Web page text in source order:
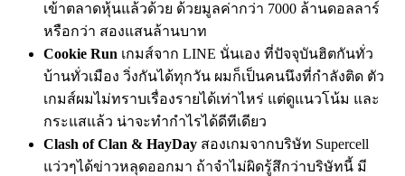
เข้าตลาดหุ้นแล้วด้วย ด้วยมูลค่ากว่า 7000 ล้านดอลลาร์
หรือกว่า สองแสนล้านบาท
Cookie Run เกมส์จาก LINE นั่นเอง ที่ปัจจุบันฮิตกันทั่ว
บ้านทั่วเมือง วิ่งกันได้ทุกวัน ผมก็เป็นคนนึงที่กำลังติด ตัว
เกมส์ผมไม่ทราบเรื่องรายได้เท่าไหร่ แต่ดูแนวโน้ม และ
กระแสแล้ว น่าจะทำกำไรได้ดีทีเดียว
Clash of Clan & HayDay สองเกมจากบริษัท Supercell
แว่วๆได้ข่าวหลุดออกมา ถ้าจำไม่ผิดรู้สึกว่าบริษัทนี้ มี